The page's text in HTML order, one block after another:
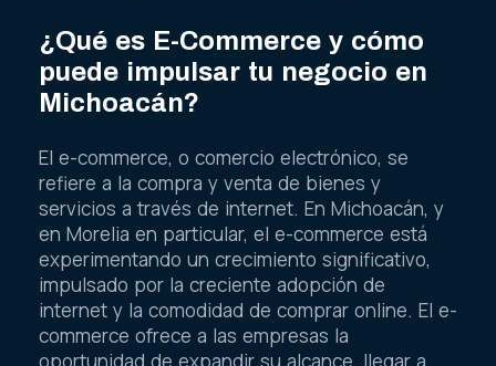
¿Qué es E-Commerce y cómo
puede impulsar tu negocio en
Michoacán?
El e-commerce, o comercio electrónico, se
refiere a la compra y venta de bienes y
servicios a través de internet. En Michoacán, y
en Morelia en particular, el e-commerce está
experimentando un crecimiento significativo,
impulsado por la creciente adopción de
internet y la comodidad de comprar online. El e-
commerce ofrece a las empresas la
oportunidad de expandir su alcance, llegar a